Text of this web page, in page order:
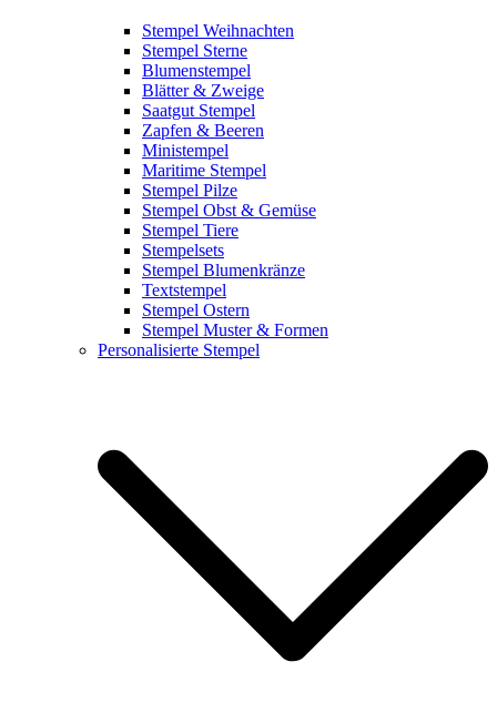
Stempel Weihnachten
Stempel Sterne
Blumenstempel
Blätter & Zweige
Saatgut Stempel
Zapfen & Beeren
Ministempel
Maritime Stempel
Stempel Pilze
Stempel Obst & Gemüse
Stempel Tiere
Stempelsets
Stempel Blumenkränze
Textstempel
Stempel Ostern
Stempel Muster & Formen
Personalisierte Stempel